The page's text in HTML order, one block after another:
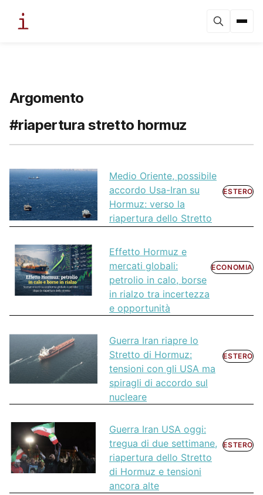
Argomento
#riapertura stretto hormuz
Medio Oriente, possibile
accordo Usa-Iran su
Hormuz: verso la
riapertura dello Stretto
ESTERO
Effetto Hormuz e
mercati globali:
petrolio in calo, borse
in rialzo tra incertezza
e opportunità
ECONOMIA
Guerra Iran riapre lo
Stretto di Hormuz:
tensioni con gli USA ma
spiragli di accordo sul
nucleare
ESTERO
Guerra Iran USA oggi:
tregua di due settimane,
riapertura dello Stretto
di Hormuz e tensioni
ancora alte
ESTERO